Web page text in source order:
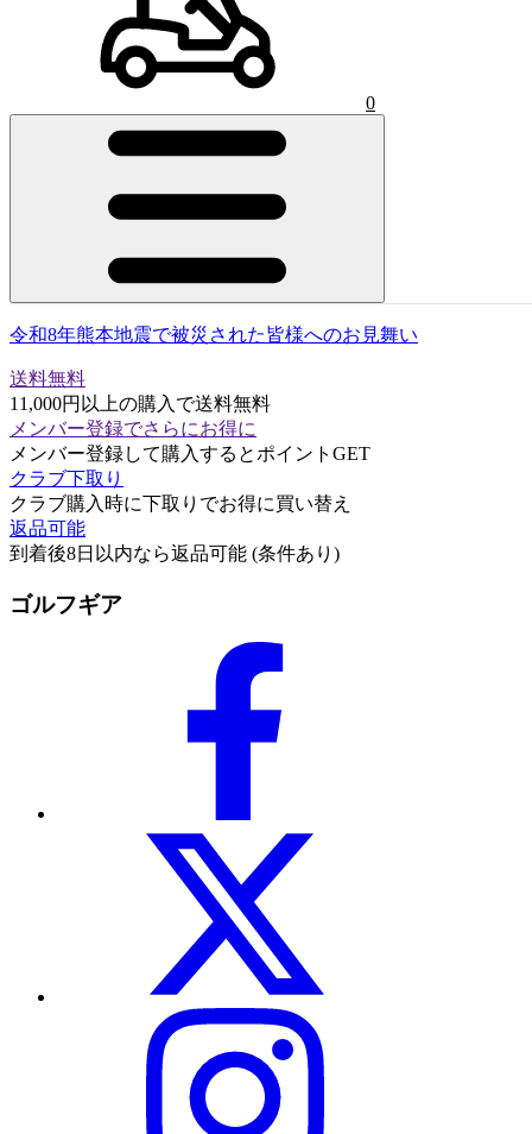
0
令和8年熊本地震で被災された皆様へのお見舞い
送料無料
11,000円以上の購入で送料無料
メンバー登録でさらにお得に
メンバー登録して購入するとポイントGET
クラブ下取り
クラブ購入時に下取りでお得に買い替え
返品可能
到着後8日以内なら返品可能 (条件あり)
ゴルフギア